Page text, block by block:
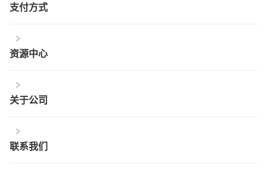
支付方式
资源中心
关于公司
联系我们